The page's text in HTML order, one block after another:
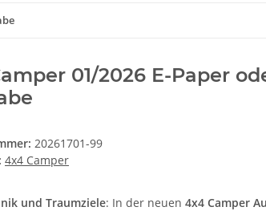
01/2026 E-Paper
20261701-99
4x4 Camper
und Traumziele: In der neuen 4x4 Camper